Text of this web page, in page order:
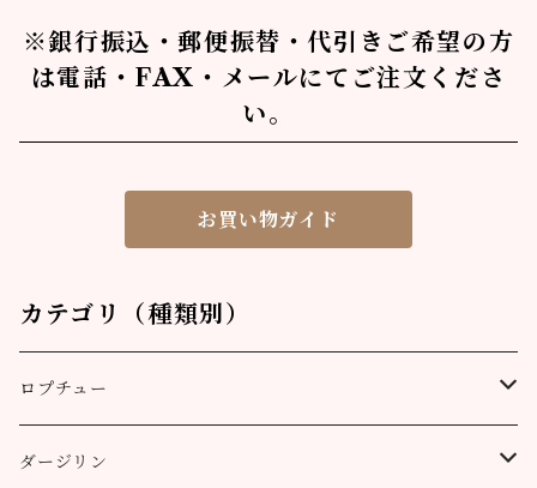
※銀行振込・郵便振替・代引きご希望の方
は電話・FAX・メールにてご注文くださ
い。
お買い物ガイド
カテゴリ（種類別）
ロプチュー
缶（リーフ）
ダージリン